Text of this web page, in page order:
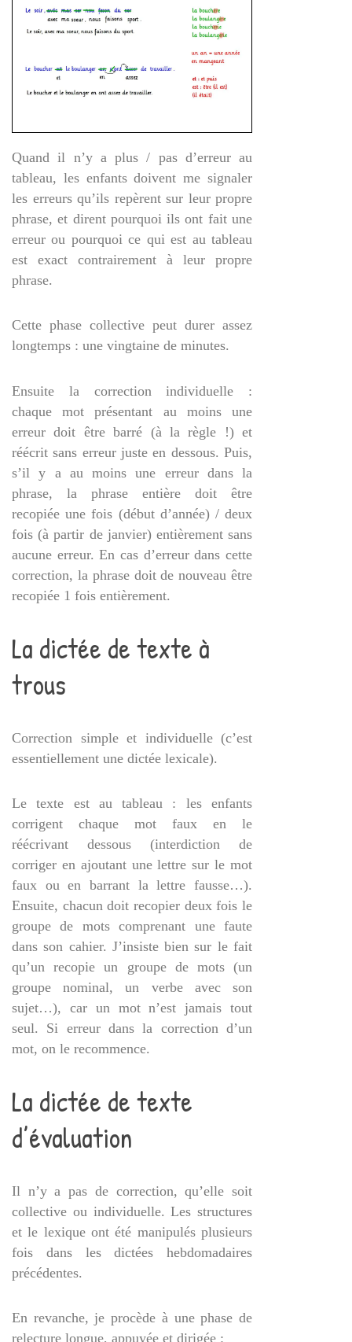
Quand il n’y a plus / pas d’erreur au
tableau, les enfants doivent me signaler
les erreurs qu’ils repèrent sur leur propre
phrase, et dirent pourquoi ils ont fait une
erreur ou pourquoi ce qui est au tableau
est exact contrairement à leur propre
phrase.
Cette phase collective peut durer assez
longtemps : une vingtaine de minutes.
Ensuite la correction individuelle :
chaque mot présentant au moins une
erreur doit être barré (à la règle !) et
réécrit sans erreur juste en dessous. Puis,
s’il y a au moins une erreur dans la
phrase, la phrase entière doit être
recopiée une fois (début d’année) / deux
fois (à partir de janvier) entièrement sans
aucune erreur. En cas d’erreur dans cette
correction, la phrase doit de nouveau être
recopiée 1 fois entièrement.
La dictée de texte à
trous
Correction simple et individuelle (c’est
essentiellement une dictée lexicale).
Le texte est au tableau : les enfants
corrigent chaque mot faux en le
réécrivant dessous (interdiction de
corriger en ajoutant une lettre sur le mot
faux ou en barrant la lettre fausse…).
Ensuite, chacun doit recopier deux fois le
groupe de mots comprenant une faute
dans son cahier. J’insiste bien sur le fait
qu’un recopie un groupe de mots (un
groupe nominal, un verbe avec son
sujet…), car un mot n’est jamais tout
seul. Si erreur dans la correction d’un
mot, on le recommence.
La dictée de texte
d’évaluation
Il n’y a pas de correction, qu’elle soit
collective ou individuelle. Les structures
et le lexique ont été manipulés plusieurs
fois dans les dictées hebdomadaires
précédentes.
En revanche, je procède à une phase de
relecture longue, appuyée et dirigée :